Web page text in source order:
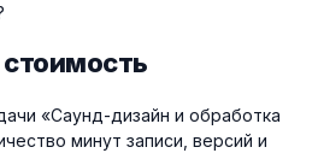
стоимость
«Саунд-дизайн и обработка
минут записи, версий и